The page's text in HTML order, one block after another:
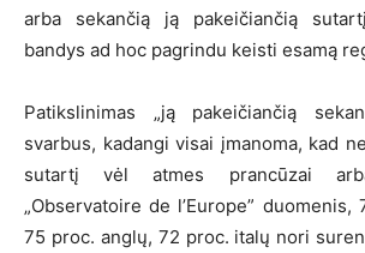
arba sekančią ją pakeičiančią
bandys ad hoc pagrindu keisti esamą
Patikslinimas „ją pakeičiančią
svarbus, kadangi visai įmanoma, kad
sutartį vėl atmes prancūzai
„Observatoire de l’Europe”
75 proc. anglų, 72 proc. italų nori